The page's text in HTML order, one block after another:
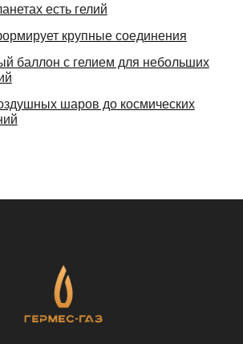
есть гелий
крупные соединения
баллон с гелием для небольших
шаров до космических